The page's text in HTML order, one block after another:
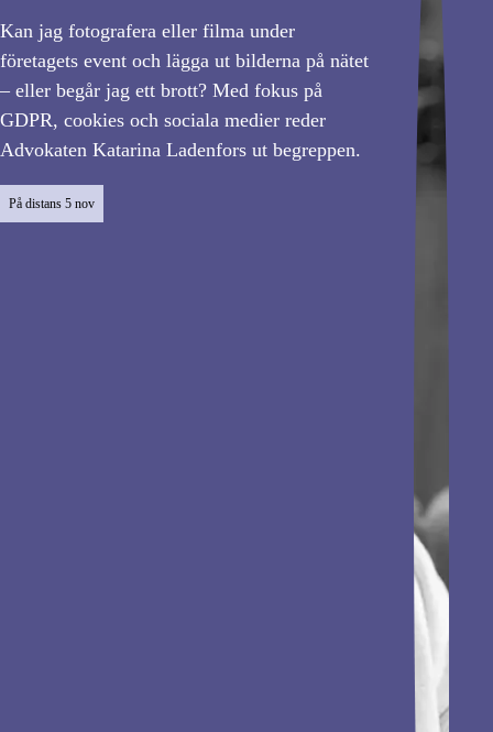
Kan jag fotografera eller filma under
företagets event och lägga ut bilderna på nätet
– eller begår jag ett brott? Med fokus på
GDPR, cookies och sociala medier reder
Advokaten Katarina Ladenfors ut begreppen.
På distans 5 nov